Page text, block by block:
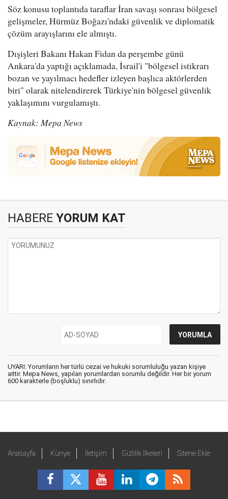
Söz konusu toplantıda taraflar İran savaşı sonrası bölgesel
gelişmeler, Hürmüz Boğazı'ndaki güvenlik ve diplomatik
çözüm arayışlarını ele almıştı.
Dışişleri Bakanı Hakan Fidan da perşembe günü
Ankara'da yaptığı açıklamada, İsrail'i "bölgesel istikrarı
bozan ve yayılmacı hedefler izleyen başlıca aktörlerden
biri" olarak nitelendirerek Türkiye'nin bölgesel güvenlik
yaklaşımını vurgulamıştı.
Kaynak: Mepa News
HABERE YORUM KAT
UYARI: Yorumların her türlü cezai ve hukuki sorumluluğu yazan kişiye
aittir. Mepa News, yapılan yorumlardan sorumlu değildir. Her bir yorum
600 karakterle (boşluklu) sınırlıdır.
Anasayfa Künye İletişim Gizlilik İlkeleri Sitene Ekle